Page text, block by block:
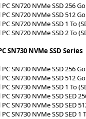
SN720 NVMe SSD 256
SN720 NVMe SSD 512
SN720 NVMe SSD 1 To
SN720 NVMe SSD 2 To
SN730 NVMe SSD Series
SN730 NVMe SSD 256
SN730 NVMe SSD 512
SN730 NVMe SSD 1 To
SN730 NVMe SSD SED
SN730 NVMe SSD SED
SN730 NVMe SSD SED 1